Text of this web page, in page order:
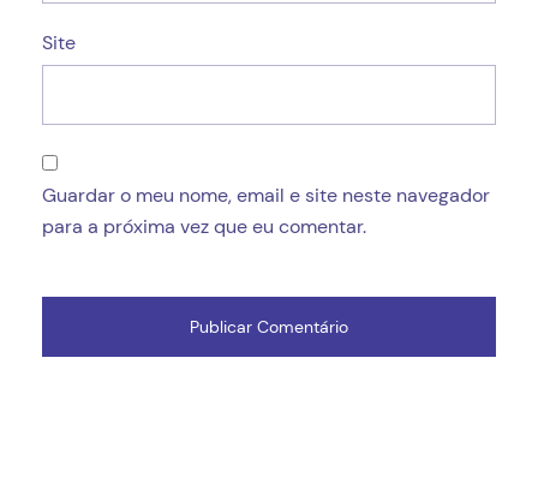
Site
Guardar o meu nome, email e site neste navegador
para a próxima vez que eu comentar.